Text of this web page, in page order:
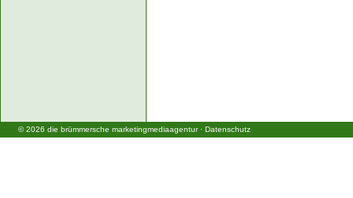
© 2026 die brümmersche marketingmediaagentur· Datenschutz